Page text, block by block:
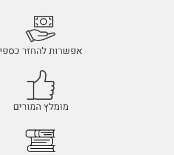
אפשרות להחזר כספי
מומלץ המורים